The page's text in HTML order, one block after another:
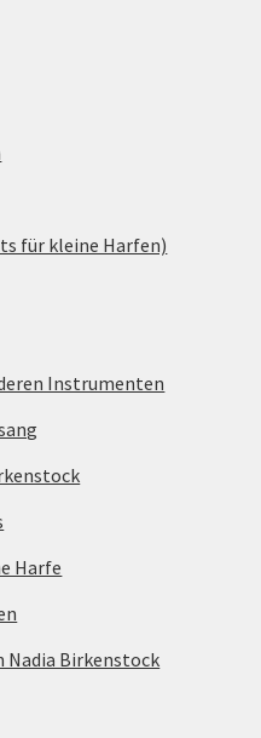
für kleine Harfen)
Instrumenten
Harfe
Nadia Birkenstock